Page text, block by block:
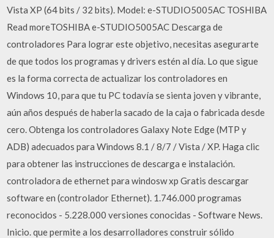
Vista XP (64 bits / 32 bits). Model: e-STUDIO5005AC TOSHIBA
Read moreTOSHIBA e-STUDIO5005AC Descarga de
controladores Para lograr este objetivo, necesitas asegurarte
de que todos los programas y drivers estén al día. Lo que sigue
es la forma correcta de actualizar los controladores en
Windows 10, para que tu PC todavía se sienta joven y vibrante,
aún años después de haberla sacado de la caja o fabricada desde
cero. Obtenga los controladores Galaxy Note Edge (MTP y
ADB) adecuados para Windows 8.1 / 8/7 / Vista / XP. Haga clic
para obtener las instrucciones de descarga e instalación.
controladora de ethernet para windosw xp Gratis descargar
software en (controlador Ethernet). 1.746.000 programas
reconocidos - 5.228.000 versiones conocidas - Software News.
Inicio. que permite a los desarrolladores construir sólido